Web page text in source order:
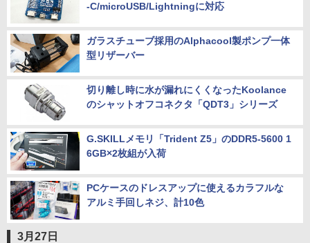
-C/microUSB/Lightningに対応
ガラスチューブ採用のAlphacool製ポンプ一体
型リザーバー
切り離し時に水が漏れにくくなったKoolance
のシャットオフコネクタ「QDT3」シリーズ
G.SKILLメモリ「Trident Z5」のDDR5-5600 1
6GB×2枚組が入荷
PCケースのドレスアップに使えるカラフルな
アルミ手回しネジ、計10色
3月27日